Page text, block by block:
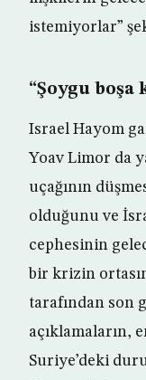
istemiyorlar”
“Şoygu
Israel Hayom
Yoav Limor da
uçağının
olduğunu ve
cephesinin
bir krizin
tarafından son
açıklamaların,
Suriye’deki